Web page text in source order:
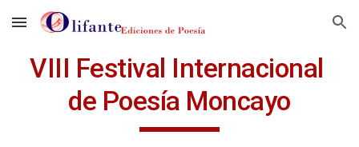
Skip to main content Skip to navigation
VIII Festival Internacional
de Poesía Moncayo